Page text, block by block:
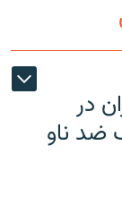
در
ضد ناو